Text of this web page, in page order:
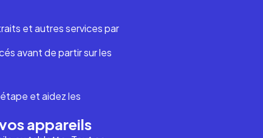
et autres services par
avant de partir sur les
et aidez les
appareils